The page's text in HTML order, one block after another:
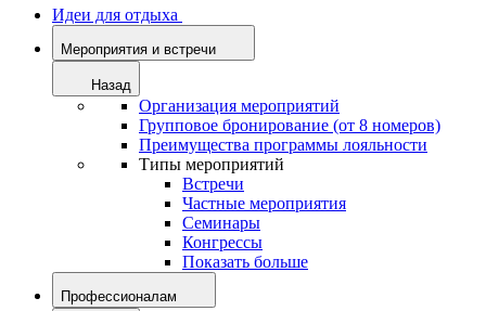
Идеи для отдыха
Мероприятия и встречи
Назад
Организация мероприятий
Групповое бронирование (от 8 номеров)
Преимущества программы лояльности
Типы мероприятий
Встречи
Частные мероприятия
Семинары
Конгрессы
Показать больше
Профессионалам